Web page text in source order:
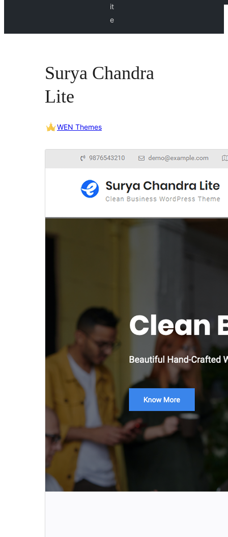
it
e
Surya Chandra
Lite
WEN Themes